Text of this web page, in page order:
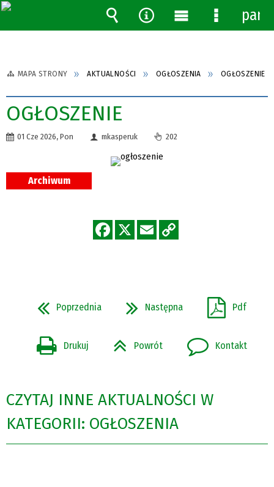
MAPA STRONY AKTUALNOŚCI OGŁOSZENIA OGŁOSZENIE
OGŁOSZENIE
01 Cze 2026, Pon mkasperuk 202
Archiwum
Poprzednia Następna Pdf
Drukuj Powrót Kontakt
CZYTAJ INNE AKTUALNOŚCI W
KATEGORII: OGŁOSZENIA
Wyszukiwarka
Narzędzia
MenuMenu